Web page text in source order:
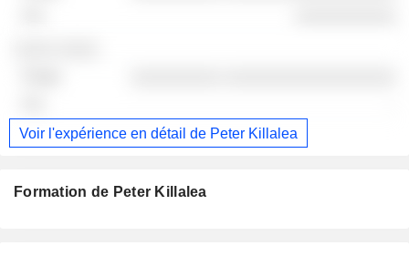
Voir l'expérience en détail de Peter Killalea
Formation de Peter Killalea